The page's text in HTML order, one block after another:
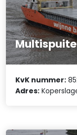
KvK nummer:
Adres: